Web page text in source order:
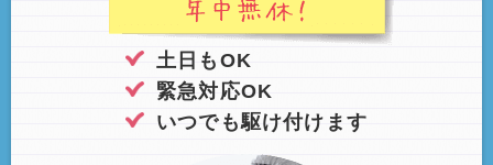
土日もOK
緊急対応OK
いつでも駆け付けます